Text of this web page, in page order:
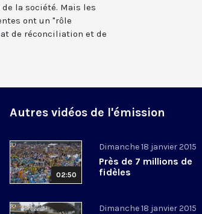
la société. Mais les
ont un "rôle
de réconciliation et de
Autres vidéos de l'émission
02:50
Dimanche 18 janvier 2015
Près de 7 millions de
fidèles
Dimanche 18 janvier 2015